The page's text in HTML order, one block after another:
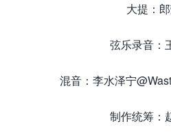
大提：
弦乐录音：
混音：李水泽宁
制作统筹：